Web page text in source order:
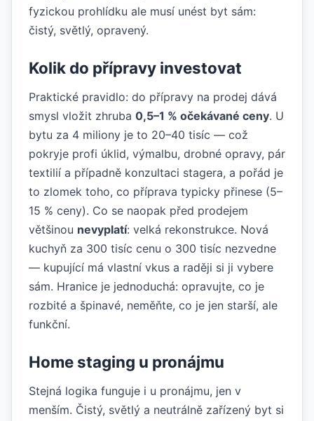
fyzickou prohlídku ale musí unést byt sám:
čistý, světlý, opravený.
Kolik do přípravy investovat
Praktické pravidlo: do přípravy na prodej dává
smysl vložit zhruba 0,5–1 % očekávané ceny. U
bytu za 4 miliony je to 20–40 tisíc — což
pokryje profi úklid, výmalbu, drobné opravy, pár
textilií a případně konzultaci stagera, a pořád je
to zlomek toho, co příprava typicky přinese (5–
15 % ceny). Co se naopak před prodejem
většinou nevyplatí: velká rekonstrukce. Nová
kuchyň za 300 tisíc cenu o 300 tisíc nezvedne
— kupující má vlastní vkus a raději si ji vybere
sám. Hranice je jednoduchá: opravujte, co je
rozbité a špinavé, neměňte, co je jen starší, ale
funkční.
Home staging u pronájmu
Stejná logika funguje i u pronájmu, jen v
menším. Čistý, světlý a neutrálně zařízený byt si